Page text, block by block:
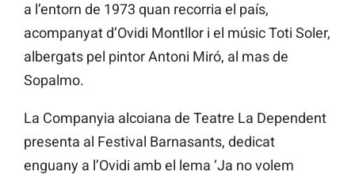
a l’entorn de 1973 quan recorria el país,
acompanyat d’Ovidi Montllor i el músic Toti Soler,
albergats pel pintor Antoni Miró, al mas de
Sopalmo.
La Companyia alcoiana de Teatre La Dependent
presenta al Festival Barnasants, dedicat
enguany a l’Ovidi amb el lema ‘Ja no volem